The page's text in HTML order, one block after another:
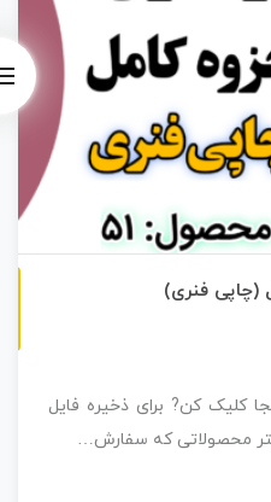
(چاپی فنری)
کلیک کن? برای ذخیره فایل
محصولاتی که سفارش…